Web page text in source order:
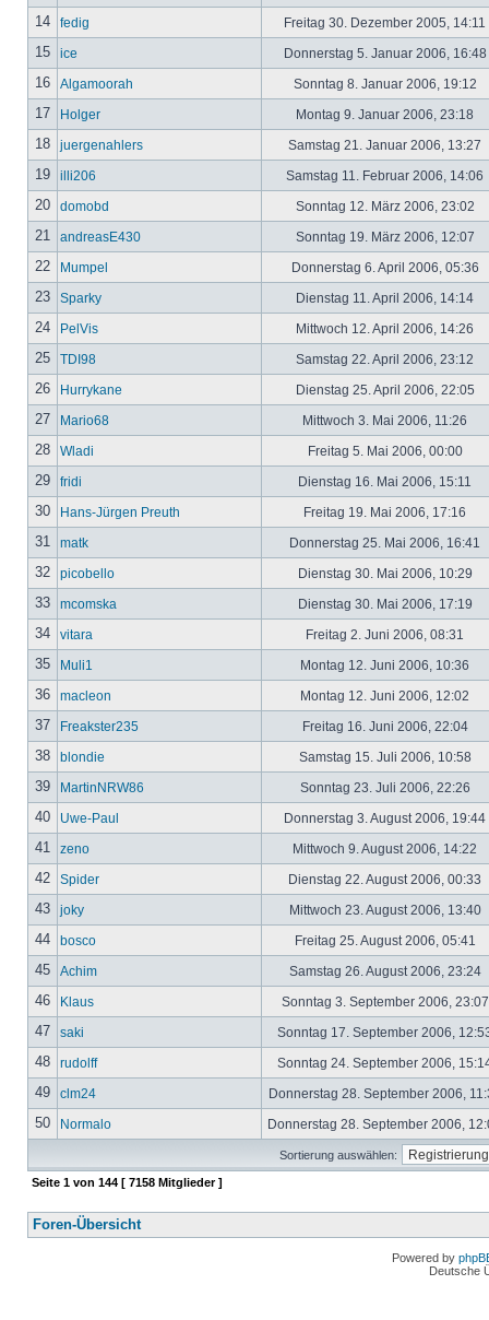
14 fedig Freitag 30. Dezember 2005, 14:11
15 ice Donnerstag 5. Januar 2006, 16:48
16 Algamoorah Sonntag 8. Januar 2006, 19:12
17 Holger Montag 9. Januar 2006, 23:18
18 juergenahlers Samstag 21. Januar 2006, 13:27
19 illi206 Samstag 11. Februar 2006, 14:06
20 domobd Sonntag 12. März 2006, 23:02
21 andreasE430 Sonntag 19. März 2006, 12:07
22 Mumpel Donnerstag 6. April 2006, 05:36
23 Sparky Dienstag 11. April 2006, 14:14
24 PelVis Mittwoch 12. April 2006, 14:26
25 TDI98 Samstag 22. April 2006, 23:12
26 Hurrykane Dienstag 25. April 2006, 22:05
27 Mario68 Mittwoch 3. Mai 2006, 11:26
28 Wladi Freitag 5. Mai 2006, 00:00
29 fridi Dienstag 16. Mai 2006, 15:11
30 Hans-Jürgen Preuth Freitag 19. Mai 2006, 17:16
31 matk Donnerstag 25. Mai 2006, 16:41
32 picobello Dienstag 30. Mai 2006, 10:29
33 mcomska Dienstag 30. Mai 2006, 17:19
34 vitara Freitag 2. Juni 2006, 08:31
35 Muli1 Montag 12. Juni 2006, 10:36
36 macleon Montag 12. Juni 2006, 12:02
37 Freakster235 Freitag 16. Juni 2006, 22:04
38 blondie Samstag 15. Juli 2006, 10:58
39 MartinNRW86 Sonntag 23. Juli 2006, 22:26
40 Uwe-Paul Donnerstag 3. August 2006, 19:44
41 zeno Mittwoch 9. August 2006, 14:22
42 Spider Dienstag 22. August 2006, 00:33
43 joky Mittwoch 23. August 2006, 13:40
44 bosco Freitag 25. August 2006, 05:41
45 Achim Samstag 26. August 2006, 23:24
46 Klaus Sonntag 3. September 2006,
47 saki Sonntag 17. September 2006,
48 rudolff Sonntag 24. September 2006,
49 clm24 Donnerstag 28. September 2006,
50 Normalo Donnerstag 28. September 2006,
Sortierung auswählen:
Seite 1 von 144 [ 7158 Mitglieder ]
Foren-Übersicht
Powered by
Deutsche